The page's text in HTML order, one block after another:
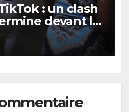
: un clash
devant le